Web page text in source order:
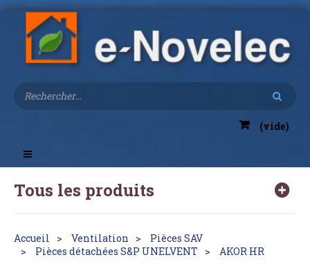
(vide)
Toggle
navigation
Tous les produits
Accueil Ventilation
Pièces SAV
Pièces détachées S&P UNELVENT
AKOR HR